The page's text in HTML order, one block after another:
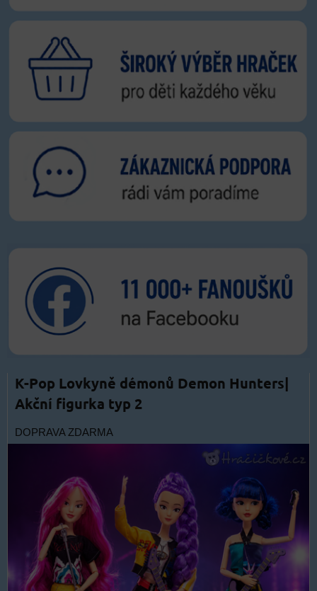
K-Pop Lovkyně démonů Demon Hunters|
Akční figurka typ 2
DOPRAVA ZDARMA